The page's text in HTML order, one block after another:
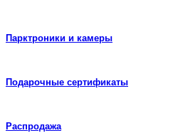
Парктроники и камеры
Подарочные сертификаты
Распродажа